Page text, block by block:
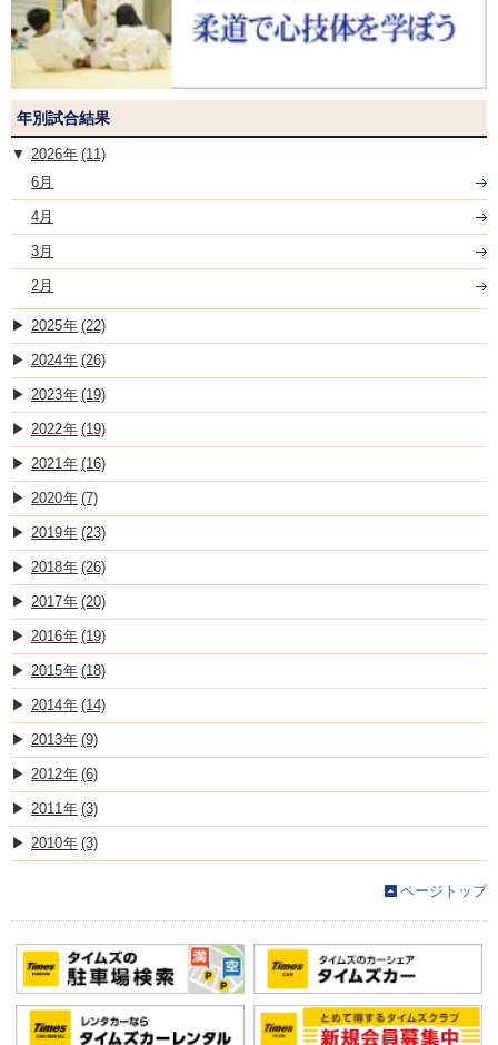
年別試合結果
2026
(11)
6月
4月
3月
2月
2025 (22)
2024 (26)
2023 (19)
2022 (19)
2021 (16)
2020 (7)
2019 (23)
2018 (26)
2017 (20)
2016 (19)
2015 (18)
2014 (14)
2013 (9)
2012 (6)
2011 (3)
2010 (3)
ページトップ